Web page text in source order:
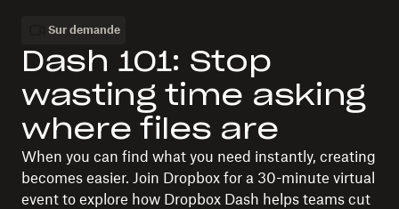
Sur demande
Dash 101: Stop
wasting time asking
where files are
When you can find what you need instantly, creating
becomes easier. Join Dropbox for a 30-minute virtual
event to explore how Dropbox Dash helps teams cut